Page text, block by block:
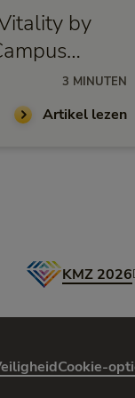
by
3 MINUTEN
Artikel lezen
KMZ 2026
Cookie-